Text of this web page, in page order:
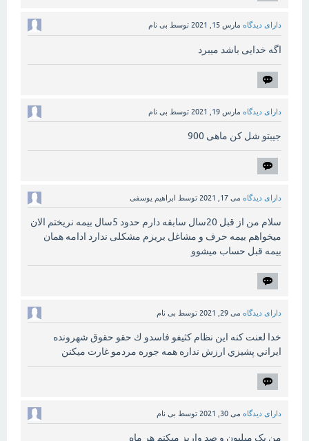
دارای دیدگاه مارس 15, 2021 توسط بی نام
اگه خدایی باشد میبرد
دارای دیدگاه مارس 19, 2021 توسط بی نام
جیبتو شل کن ماهی 900
دارای دیدگاه می 17, 2021 توسط ابراهیم یوسفی
سلام من از قبل 20سال سابقه دارم حدود 5سال بیمه نریختم الان
میخواهم بیمه حرف و مشاغل بریزم مشکلی ندارد ادامه همان
بیمه قبل حساب میشوو
دارای دیدگاه می 29, 2021 توسط بی نام
خدا لعنت كنه اين نظام كثيفو فاسدو ك حقو حقوق شهرونده
ايراني پشيزي ارزش نداره همه جوره مردمو غارت ميكنن
دارای دیدگاه می 30, 2021 توسط بی نام
من یک میلیون و صد واریز میکنم هر ماه